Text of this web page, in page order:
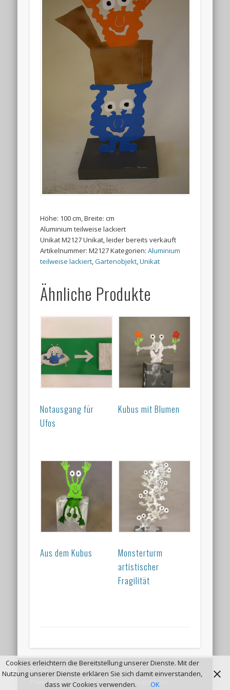
Höhe: 100 cm, Breite: cm
Aluminium teilweise lackiert
Unikat M2127 Unikat, leider bereits verkauft
Artikelnummer:M2127Kategorien:Aluminium
teilweise lackiert,Gartenobjekt,Unikat
Ähnliche Produkte
Notausgang für
Ufos
Kubus mit Blumen
Aus dem Kubus
Monsterturm
artistischer
Fragilität
Powered byPinboard ThemeandWordPress
Cookies erleichtern die Bereitstellung unserer Dienste. Mit der
Nutzung unserer Dienste erklären Sie sich damit einverstanden,
dass wir Cookies verwenden.
OK